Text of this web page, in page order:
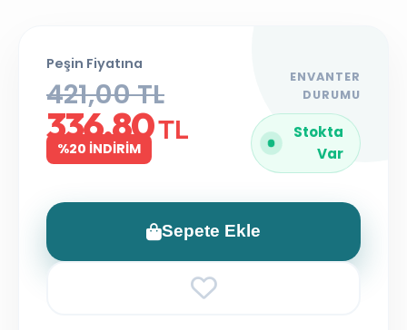
Peşin Fiyatına
421,00 TL
336,80TL
%20 İNDİRİM
ENVANTER
DURUMU
Stokta
Var
Sepete Ekle